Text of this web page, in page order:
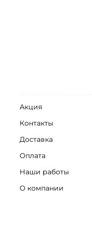
Акция
Контакты
Доставка
Оплата
Наши работы
О компании